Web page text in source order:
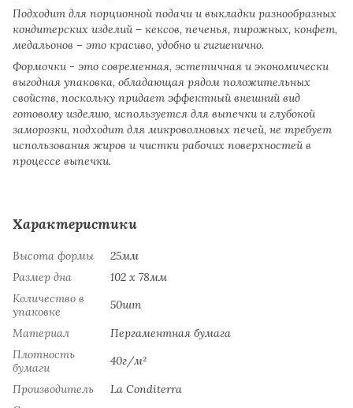
Подходит для порционной подачи и выкладки разнообразных
кондитерских изделий – кексов, печенья, пирожных, конфет,
медальонов – это красиво, удобно и гигиенично.
Формочки - это современная, эстетичная и экономически
выгодная упаковка, обладающая рядом положительных
свойств, поскольку придает эффектный внешний вид
готовому изделию, используется для выпечки и глубокой
заморозки, подходит для микроволновых печей, не требует
использования жиров и чистки рабочих поверхностей в
процессе выпечки.
Характеристики
Высота формы
25мм
Размер дна
102 х 78мм
Количество в
упаковке
50шт
Материал
Пергаментная бумага
Плотность
бумаги
40г/м²
Производитель
La Сonditerra